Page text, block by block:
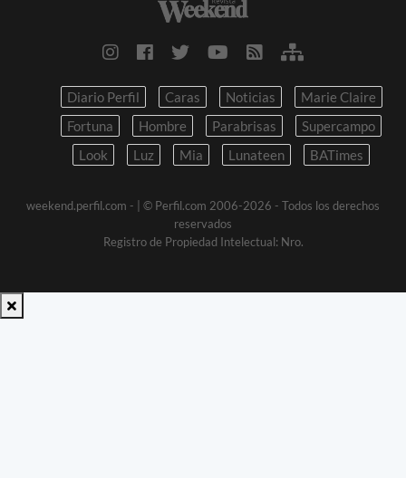
Diario Perfil Caras Noticias
Marie Claire
Fortuna
Hombre Parabrisas
Supercampo
Look
Luz Mia Lunateen BATimes
weekend.perfil.com -
| © Perfil.com 2006-2026 - Todos los derechos
reservados
Registro de Propiedad Intelectual: Nro.